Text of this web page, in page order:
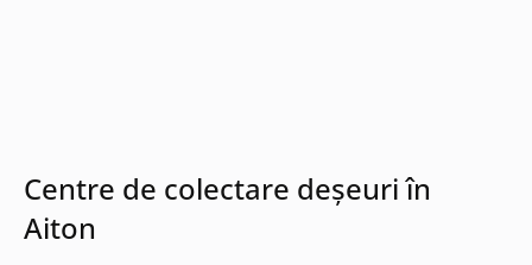
Centre de colectare deșeuri în
Aiton